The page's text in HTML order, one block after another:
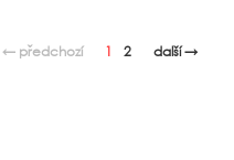
← předchozí 1 2 další →